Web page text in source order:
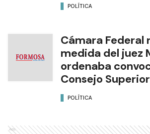
POLÍTICA
Cámara Federal
medida del juez
ordenaba
Consejo
POLÍTICA
Ads